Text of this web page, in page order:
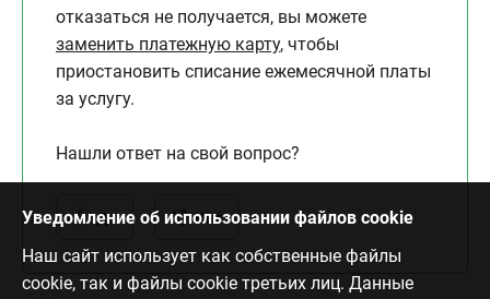
отказаться не получается, вы можете
заменить платежную карту, чтобы
приостановить списание ежемесячной платы
за услугу.
Нашли ответ на свой вопрос?
Да Нет
Уведомление об использовании файлов cookie
Наш сайт использует как собственные файлы
cookie, так и файлы cookie третьих лиц. Данные